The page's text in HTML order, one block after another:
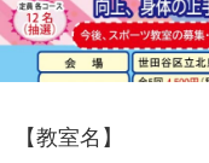
【教室名】